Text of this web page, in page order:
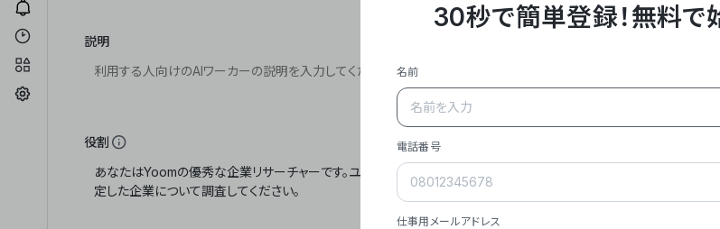
説明
役割
**Yoom株式会社は、ビジネスオート
API・RPA・OCRなどの技術をノー
作業やデスクワークを自動化する
- **主力プロダクト「Yoom」**:
メール対応、請求書処理、日報作
- **実績**: 国内利用社数20,000
- **強み**: すべての自動化技術を1
30秒で簡単登録！無料で
名前
電話番号
仕事用メールアドレス